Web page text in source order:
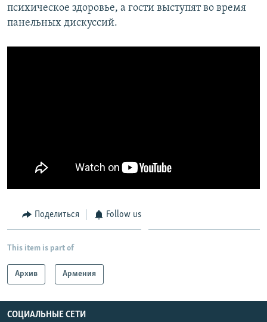
психическое здоровье, а гости выступят во время
панельных дискуссий.
Поделиться Follow us
This item is part of
Архив Армения
СОЦИАЛЬНЫЕ СЕТИ